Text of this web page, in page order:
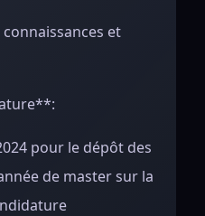
et
pour le dépôt des
de master sur la